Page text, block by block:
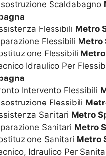
Scaldabagno
Flessibili Metro
Flessibili Metro
Flessibili
Idraulico Per
Intervento Flessibili
Flessibili
Sanitari Metro
Sanitari Metro
Sanitari Metro
Idraulico Per